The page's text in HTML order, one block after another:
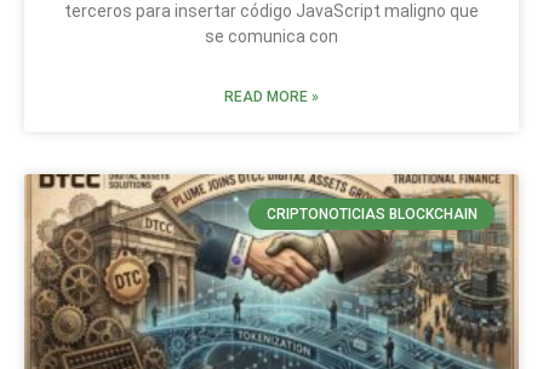
terceros para insertar código JavaScript maligno que
se comunica con
READ MORE »
CRIPTONOTICIAS BLOCKCHAIN